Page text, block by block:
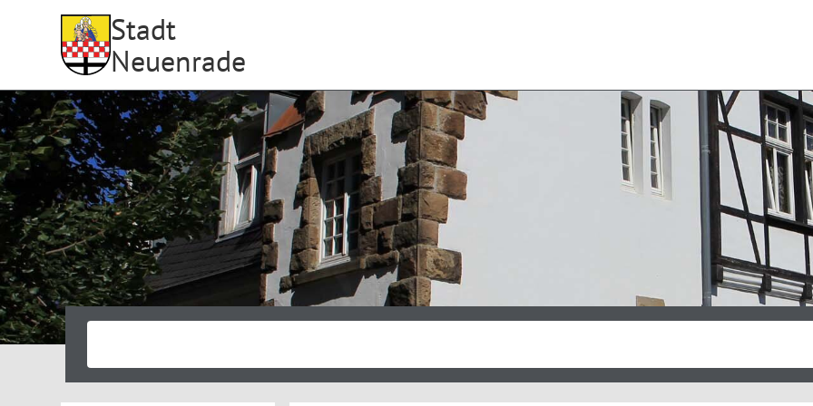
Stadt
Neuenrade